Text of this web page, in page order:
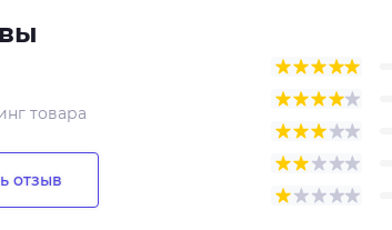
товара
отзыв